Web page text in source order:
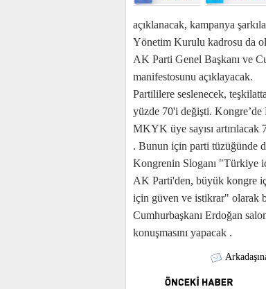
açıklanacak, kampanya
Yönetim Kurulu kadrosu da
AK Parti Genel Başkanı ve
manifestosunu açıklayacak.
Partililere seslenecek,
yüzde 70'i değişti.
MKYK üye sayısı artırılacak
. Bunun için parti tüzüğünde
Kongrenin Sloganı "Türkiye
AK Parti'den, büyük kongre
için güven ve istikrar" olarak
Cumhurbaşkanı Erdoğan
konuşmasını yapacak .